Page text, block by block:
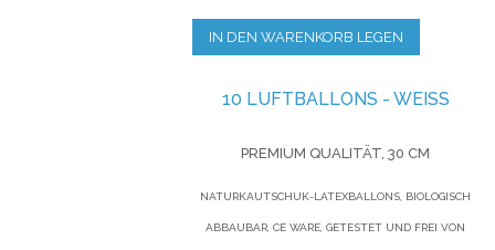
IN DEN WARENKORB LEGEN
10 LUFTBALLONS - WEISS
PREMIUM QUALITÄT, 30 CM
NATURKAUTSCHUK-LATEXBALLONS, BIOLOGISCH
ABBAUBAR, CE WARE, GETESTET UND FREI VON